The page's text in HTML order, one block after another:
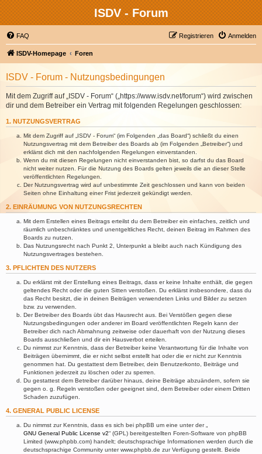
ISDV - Forum
FAQ Anmelden
Registrieren
ISDV-Homepage Foren
ISDV - Forum - Nutzungsbedingungen
Mit dem Zugriff auf „ISDV - Forum“ („https://www.isdv.net/forum“) wird zwischen
dir und dem Betreiber ein Vertrag mit folgenden Regelungen geschlossen:
1. NUTZUNGSVERTRAG
Mit dem Zugriff auf „ISDV - Forum“ (im Folgenden „das Board“) schließt du einen
Nutzungsvertrag mit dem Betreiber des Boards ab (im Folgenden „Betreiber“) und
erklärst dich mit den nachfolgenden Regelungen einverstanden.
Wenn du mit diesen Regelungen nicht einverstanden bist, so darfst du das Board
nicht weiter nutzen. Für die Nutzung des Boards gelten jeweils die an dieser Stelle
veröffentlichten Regelungen.
Der Nutzungsvertrag wird auf unbestimmte Zeit geschlossen und kann von beiden
Seiten ohne Einhaltung einer Frist jederzeit gekündigt werden.
2. EINRÄUMUNG VON NUTZUNGSRECHTEN
Mit dem Erstellen eines Beitrags erteilst du dem Betreiber ein einfaches, zeitlich und
räumlich unbeschränktes und unentgeltliches Recht, deinen Beitrag im Rahmen des
Boards zu nutzen.
Das Nutzungsrecht nach Punkt 2, Unterpunkt a bleibt auch nach Kündigung des
Nutzungsvertrages bestehen.
3. PFLICHTEN DES NUTZERS
Du erklärst mit der Erstellung eines Beitrags, dass er keine Inhalte enthält, die gegen
geltendes Recht oder die guten Sitten verstoßen. Du erklärst insbesondere, dass du
das Recht besitzt, die in deinen Beiträgen verwendeten Links und Bilder zu setzen
bzw. zu verwenden.
Der Betreiber des Boards übt das Hausrecht aus. Bei Verstößen gegen diese
Nutzungsbedingungen oder anderer im Board veröffentlichten Regeln kann der
Betreiber dich nach Abmahnung zeitweise oder dauerhaft von der Nutzung dieses
Boards ausschließen und dir ein Hausverbot erteilen.
Du nimmst zur Kenntnis, dass der Betreiber keine Verantwortung für die Inhalte von
Beiträgen übernimmt, die er nicht selbst erstellt hat oder die er nicht zur Kenntnis
genommen hat. Du gestattest dem Betreiber, dein Benutzerkonto, Beiträge und
Funktionen jederzeit zu löschen oder zu sperren.
Du gestattest dem Betreiber darüber hinaus, deine Beiträge abzuändern, sofern sie
gegen o. g. Regeln verstoßen oder geeignet sind, dem Betreiber oder einem Dritten
Schaden zuzufügen.
4. GENERAL PUBLIC LICENSE
Du nimmst zur Kenntnis, dass es sich bei phpBB um eine unter der „
GNU General Public License v2“ (GPL) bereitgestellten Foren-Software von phpBB
Limited (www.phpbb.com) handelt; deutschsprachige Informationen werden durch die
deutschsprachige Community unter www.phpbb.de zur Verfügung gestellt. Beide